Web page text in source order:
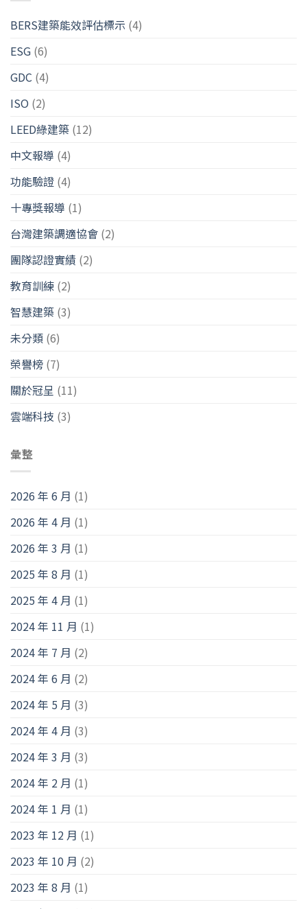
BERS建築能效評估標示 (4)
ESG (6)
GDC (4)
ISO (2)
LEED綠建築 (12)
中文報導 (4)
功能驗證 (4)
十專獎報導 (1)
台灣建築調適協會 (2)
團隊認證實績 (2)
教育訓練 (2)
智慧建築 (3)
未分類 (6)
榮譽榜 (7)
關於冠呈 (11)
雲端科技 (3)
彙整
2026 年 6 月 (1)
2026 年 4 月 (1)
2026 年 3 月 (1)
2025 年 8 月 (1)
2025 年 4 月 (1)
2024 年 11 月 (1)
2024 年 7 月 (2)
2024 年 6 月 (2)
2024 年 5 月 (3)
2024 年 4 月 (3)
2024 年 3 月 (3)
2024 年 2 月 (1)
2024 年 1 月 (1)
2023 年 12 月 (1)
2023 年 10 月 (2)
2023 年 8 月 (1)